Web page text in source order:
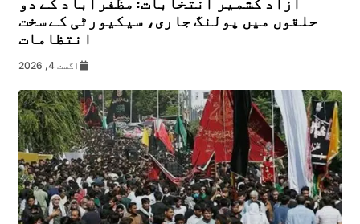
حلقوں میں پولنگ جاری، سیکیورٹی کے سخت
انتظامات
اگست 4, 2026